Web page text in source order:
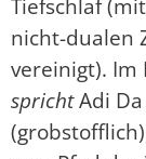
nicht-dualen
vereinigt). Im
sprichtAdi Da